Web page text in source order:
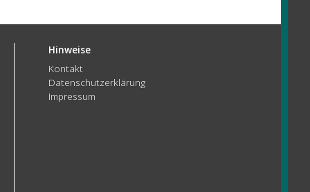
Hinweise
Kontakt
Datenschutzerklärung
Impressum